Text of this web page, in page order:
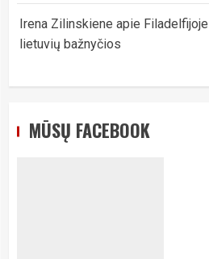
Irena Zilinskiene apie
lietuvių bažnyčios
MŪSŲ FACEBOOK